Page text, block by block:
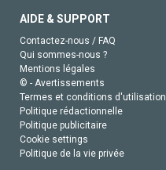
AIDE & SUPPORT
Contactez-nous / FAQ
Qui sommes-nous ?
Mentions légales
© - Avertissements
Termes et conditions d'utilisation
Politique rédactionnelle
Politique publicitaire
Cookie settings
Politique de la vie privée